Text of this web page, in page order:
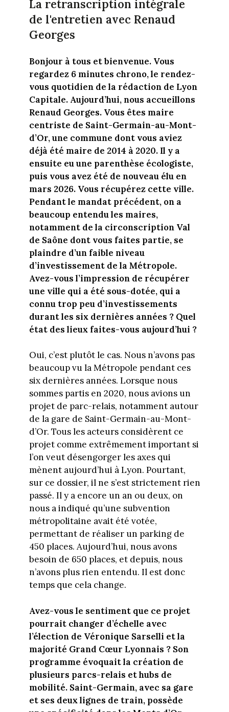
La retranscription intégrale
de l'entretien avec Renaud
Georges
Bonjour à tous et bienvenue. Vous
regardez 6 minutes chrono, le rendez-
vous quotidien de la rédaction de Lyon
Capitale. Aujourd’hui, nous accueillons
Renaud Georges. Vous êtes maire
centriste de Saint-Germain-au-Mont-
d’Or, une commune dont vous aviez
déjà été maire de 2014 à 2020. Il y a
ensuite eu une parenthèse écologiste,
puis vous avez été de nouveau élu en
mars 2026. Vous récupérez cette ville.
Pendant le mandat précédent, on a
beaucoup entendu les maires,
notamment de la circonscription Val
de Saône dont vous faites partie, se
plaindre d’un faible niveau
d’investissement de la Métropole.
Avez-vous l’impression de récupérer
une ville qui a été sous-dotée, qui a
connu trop peu d’investissements
durant les six dernières années ? Quel
état des lieux faites-vous aujourd’hui ?
Oui, c’est plutôt le cas. Nous n’avons pas
beaucoup vu la Métropole pendant ces
six dernières années. Lorsque nous
sommes partis en 2020, nous avions un
projet de parc-relais, notamment autour
de la gare de Saint-Germain-au-Mont-
d’Or. Tous les acteurs considèrent ce
projet comme extrêmement important si
l’on veut désengorger les axes qui
mènent aujourd’hui à Lyon. Pourtant,
sur ce dossier, il ne s’est strictement rien
passé. Il y a encore un an ou deux, on
nous a indiqué qu’une subvention
métropolitaine avait été votée,
permettant de réaliser un parking de
450 places. Aujourd’hui, nous avons
besoin de 650 places, et depuis, nous
n’avons plus rien entendu. Il est donc
temps que cela change.
Avez-vous le sentiment que ce projet
pourrait changer d’échelle avec
l’élection de Véronique Sarselli et la
majorité Grand Cœur Lyonnais ? Son
programme évoquait la création de
plusieurs parcs-relais et hubs de
mobilité. Saint-Germain, avec sa gare
et ses deux lignes de train, possède